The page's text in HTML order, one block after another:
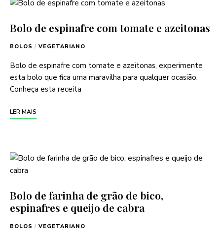
Bolo de espinafre com tomate e azeitonas
BOLOS / VEGETARIANO
Bolo de espinafre com tomate e azeitonas, experimente
esta bolo que fica uma maravilha para qualquer ocasião.
Conheça esta receita
LER MAIS
Bolo de farinha de grão de bico,
espinafres e queijo de cabra
BOLOS / VEGETARIANO